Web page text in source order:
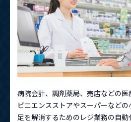
お問い合わせはこちらから
病院会計、調剤薬局、売店などの
ビニエンスストアやスーパーなど
足を解消するためのレジ業務の自